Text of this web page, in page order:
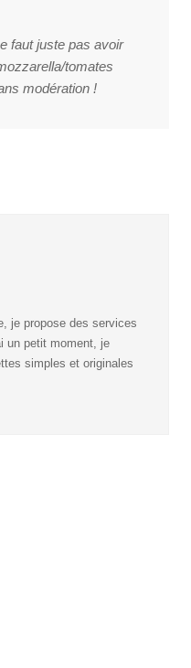
faut juste pas avoir
tomates
modération !
je propose des services
un petit moment, je
simples et originales